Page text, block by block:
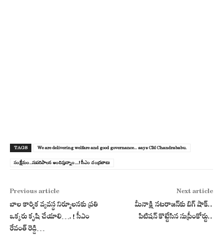
TAGS We are delivering welfare and good governance... says CM Chandrababu.
సంక్షేమం...సుప‌రిపాల‌న అందిస్తున్నాం....! సీఎం చంద్ర‌బాబు
Previous article
బాల కార్మిక వ్య‌వస్థ నిర్మూల‌న‌కు ప్ర‌తి
ఒక్క‌రు కృషి చేయాలి….! సీఎం
రేవంత్ రెడ్డి…
Next article
మీనాక్షి నటరాజన్‌కు బిగ్ షాక్..
పిటిషన్ కొట్టేసిన సుప్రీంకోర్టు..